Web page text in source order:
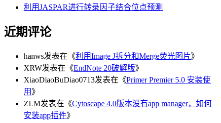
利用JASPAR进行转录因子结合位点预测
近期评论
hanws发表在《利用Image J拆分和Merge荧光图片》
XRW发表在《EndNote 20破解版》
XiaoDiaoBuDiao0713发表在《Primer Premier 5.0 安装使
用 》
ZLM发表在《Cytoscape 4.0版本没有app manager，如何
安装app插件》